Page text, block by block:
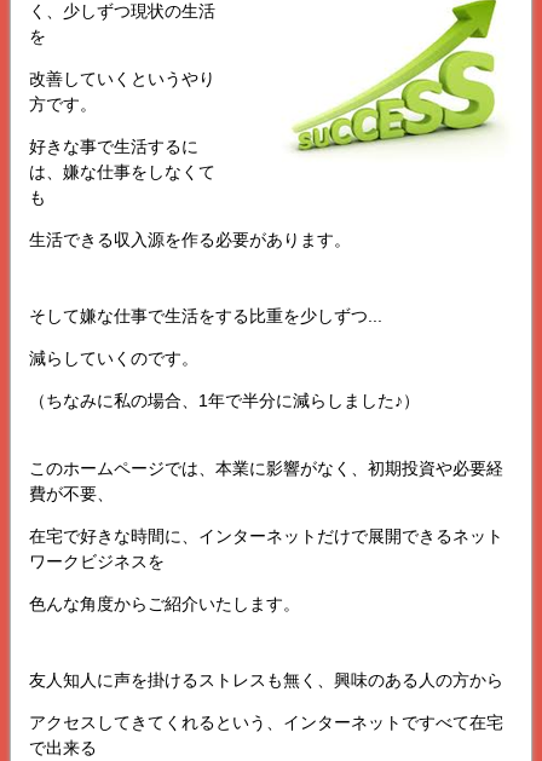
く、少しずつ現状の生活
を
改善していくというやり
方です。
好きな事で生活するに
は、嫌な仕事をしなくて
も
生活できる収入源を作る必要があります。
そして嫌な仕事で生活をする比重を少しずつ...
減らしていくのです。
（ちなみに私の場合、1年で半分に減らしました♪）
このホームページでは、本業に影響がなく、初期投資や必要経
費が不要、
在宅で好きな時間に、インターネットだけで展開できるネット
ワークビジネスを
色んな角度からご紹介いたします。
友人知人に声を掛けるストレスも無く、興味のある人の方から
アクセスしてきてくれるという、インターネットですべて在宅
で出来る